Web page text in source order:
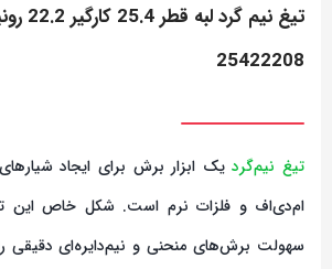
25422208
تیغ نیم‌گردیک ابزار برش برای ایجاد
ام‌دی‌اف و فلزات نرم است. شکل خاص این
سهولت برش‌های منحنی و نیم‌دایره‌ای دقیقی را